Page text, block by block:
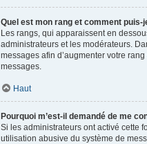
Quel est mon rang et comment puis-
Les rangs, qui apparaissent en
administrateurs et les modérateurs.
messages afin d’augmenter votre
messages.
Haut
Pourquoi m’est-il demandé de me
Si les administrateurs ont activé cette
utilisation abusive du système de